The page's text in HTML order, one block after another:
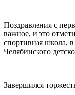
Поздравления с
важное, и это
спортивная школа,
Челябинского
Завершился